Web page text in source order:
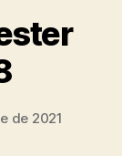
de 2021